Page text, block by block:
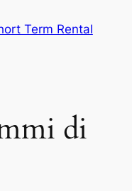
Term Rental
di